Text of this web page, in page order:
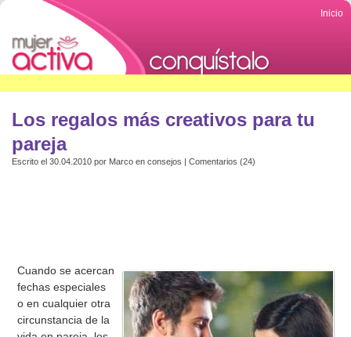
Inicio
Los regalos más creativos para tu
pareja
Escrito el 30.04.2010 por Marco en consejos | Comentarios (24)
Cuando se acercan
fechas especiales
o en cualquier otra
circunstancia de la